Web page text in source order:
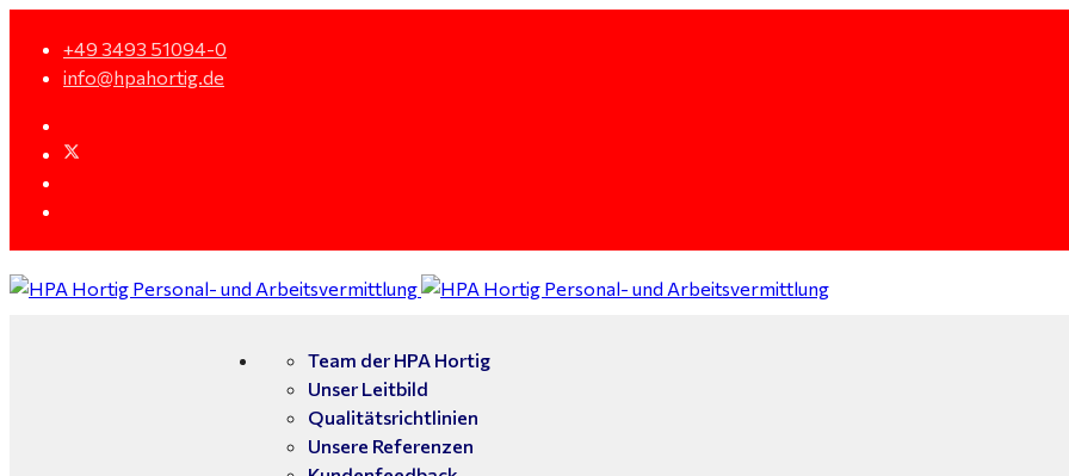
+49 3493 51094-0
info@hpahortig.de
Team der HPA Hortig
Unser Leitbild
Qualitätsrichtlinien
Unsere Referenzen